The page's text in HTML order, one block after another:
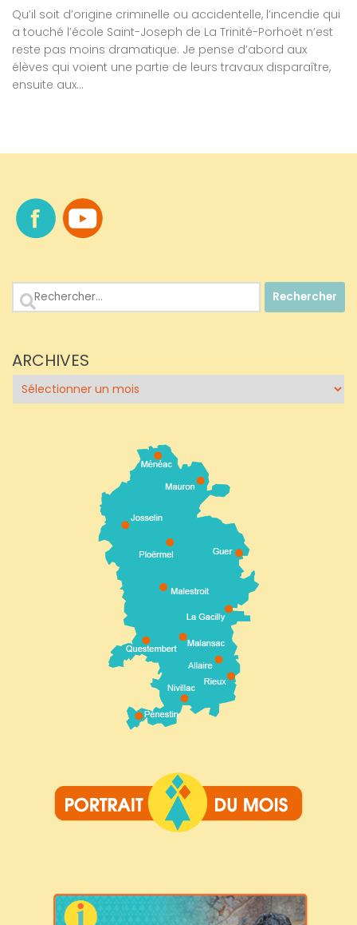
Qu’il soit d’origine criminelle ou accidentelle, l’incendie qui
a touché l’école Saint-Joseph de La Trinité-Porhoët n’est
reste pas moins dramatique. Je pense d’abord aux
élèves qui voient une partie de leurs travaux disparaître,
ensuite aux...
Rechercher :
ARCHIVES
Archives